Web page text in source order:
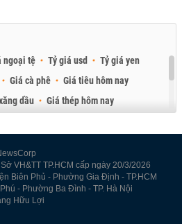
ngoại tệ Tỷ giá usd
Tỷ giá yen
Giá cà phê
Giá tiêu hôm nay
dầu
Giá thép hôm nay
VH&TT TP.HCM cấp ngày 20/3/2026
Biên Phủ - Phường Gia Định - TP.HCM
- Phường Ba Đình - TP. Hà Nội
Hữu Lợi